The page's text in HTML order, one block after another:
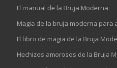
El manual de la Bruja Moderna
Magia de la bruja moderna para
El libro de magia de la Bruja
Hechizos amorosos de la Bruja